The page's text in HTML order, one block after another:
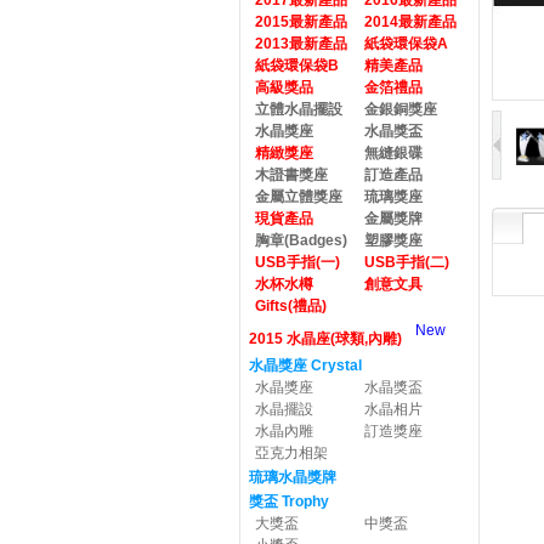
2015最新產品
2014最新產品
2013最新產品
紙袋環保袋A
紙袋環保袋B
精美產品
高級獎品
金箔禮品
立體水晶擺設
金銀銅獎座
水晶獎座
水晶獎盃
精緻獎座
無縫銀碟
木證書獎座
訂造產品
金屬立體獎座
琉璃獎座
現貨產品
金屬獎牌
胸章(Badges)
塑膠獎座
USB手指(一)
USB手指(二)
水杯水樽
創意文具
Gifts(禮品)
2015 水晶座(球類,內雕)
New
水晶獎座 Crystal
水晶獎座
水晶獎盃
水晶擺設
水晶相片
水晶內雕
訂造獎座
亞克力相架
琉璃水晶獎牌
獎盃 Trophy
大獎盃
中獎盃